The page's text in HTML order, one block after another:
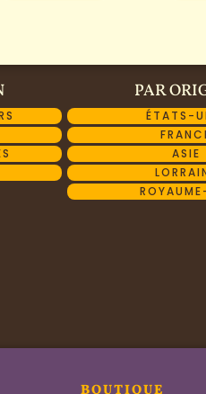
PAR
ÉTATS-
ASIE